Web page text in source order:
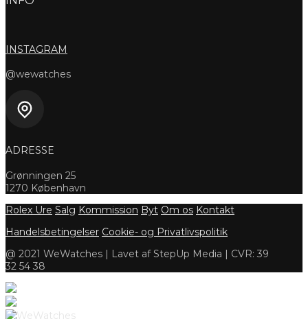
INSTAGRAM
@wewatches
ADRESSE
Grønningen 25
1270 København
Rolex Ure Salg Kommission Byt Om os Kontakt
Handelsbetingelser Cookie- og Privatlivspolitik
@ 2021 WeWatches | Lavet af StepUp Media | CVR: 39
32 54 38